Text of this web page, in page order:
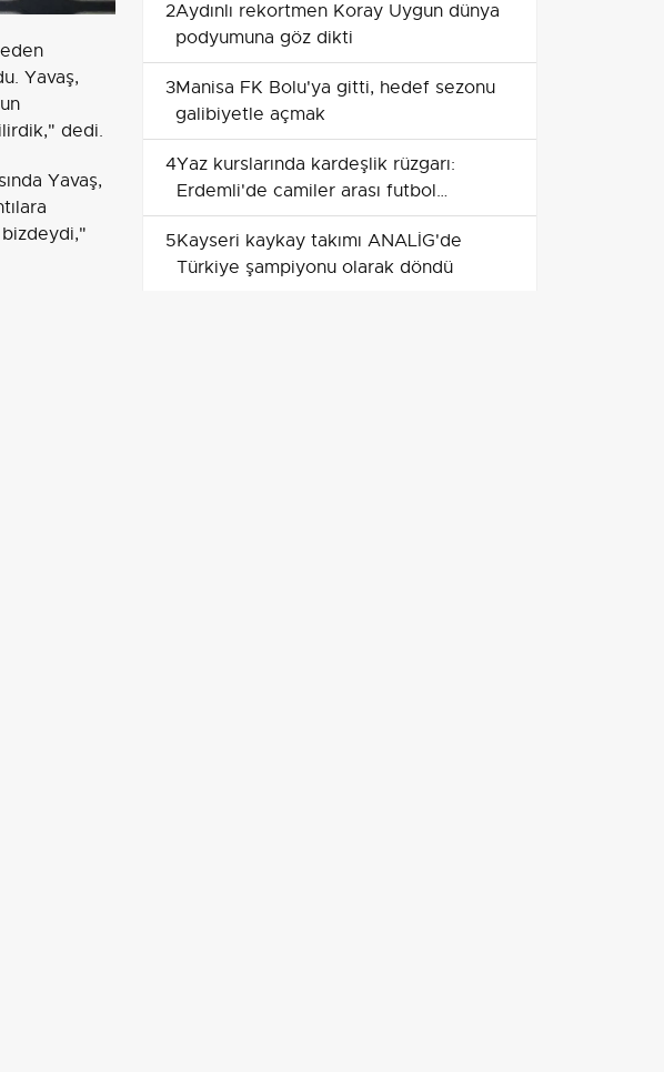
Yavaş,
dedi.
Yavaş,
bizdeydi,"
2Aydınlı rekortmen Koray Uygun dünya
podyumuna göz dikti
3Manisa FK Bolu'ya gitti, hedef sezonu
galibiyetle açmak
4Yaz kurslarında kardeşlik rüzgarı:
Erdemli'de camiler arası futbol
turnuvası
5Kayseri kaykay takımı ANALİG'de
Türkiye şampiyonu olarak döndü